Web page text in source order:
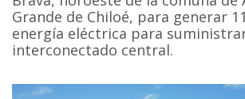
Grande de Chiloé, para generar
energía eléctrica para
interconectado central.